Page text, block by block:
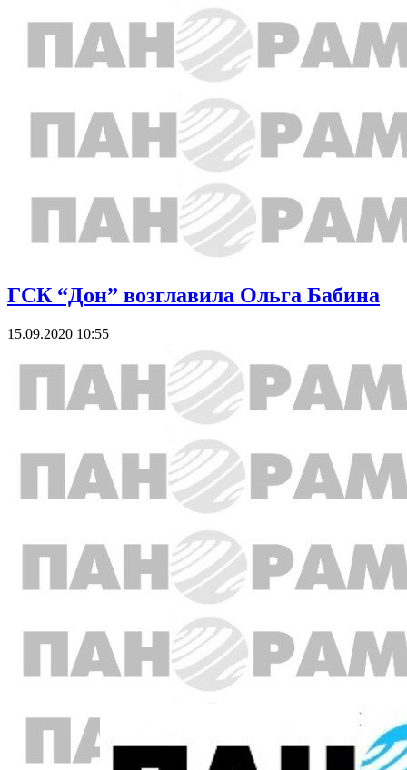
ГСК “Дон” возглавила Ольга Бабина
15.09.2020 10:55